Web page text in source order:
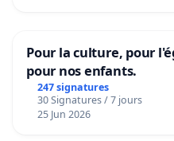
Pour la culture, pour
pour nos enfants.
247 signatures
30 Signatures / 7 jours
25 Jun 2026